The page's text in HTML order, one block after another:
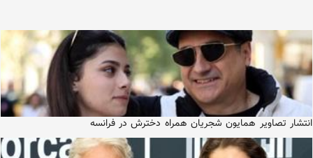
انتشار تصاویر همایون شجریان همراه دخترش در فرانسه